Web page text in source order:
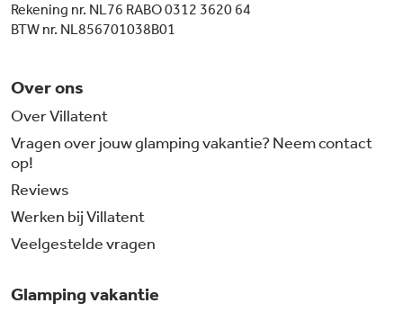
Rekening nr. NL76 RABO 0312 3620 64
BTW nr. NL856701038B01
Over ons
Over Villatent
Vragen over jouw glamping vakantie? Neem contact
op!
Reviews
Werken bij Villatent
Veelgestelde vragen
Glamping vakantie